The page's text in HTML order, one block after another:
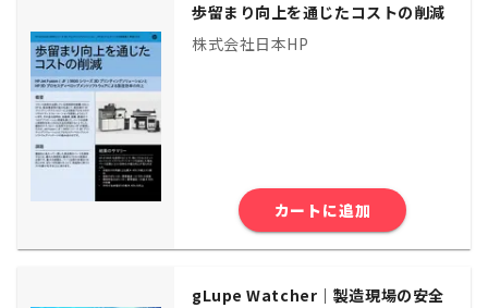
歩留まり向上を通じたコストの削減
株式会社日本HP
カートに追加
gLupe Watcher｜製造現場の安全